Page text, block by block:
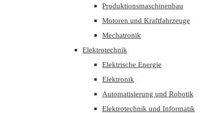
Produktionsmaschinenbau
Motoren und Kraftfahrzeuge
Mechatronik
Elektrotechnik
Elektrische Energie
Elektronik
Automatisierung und Robotik
Elektrotechnik und Informatik